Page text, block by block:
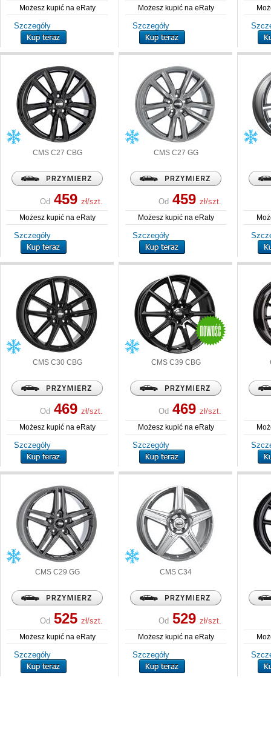
Możesz kupić na eRaty
Szczegóły
Możesz kupić na eRaty
Szczegóły
CMS C27 CBG
Od 459 zł/szt.
Możesz kupić na eRaty
Szczegóły
CMS C27 GG
Od 459 zł/szt.
Możesz kupić na eRaty
Szczegóły
CMS C30 CBG
Od 469 zł/szt.
Możesz kupić na eRaty
Szczegóły
CMS C39 CBG
Od 469 zł/szt.
Możesz kupić na eRaty
Szczegóły
CMS C29 GG
Od 525 zł/szt.
Możesz kupić na eRaty
Szczegóły
CMS C34
Od 529 zł/szt.
Możesz kupić na eRaty
Szczegóły